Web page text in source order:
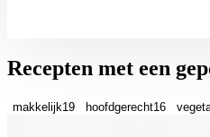
Recepten met een
makkelijk19 hoofdgerecht16